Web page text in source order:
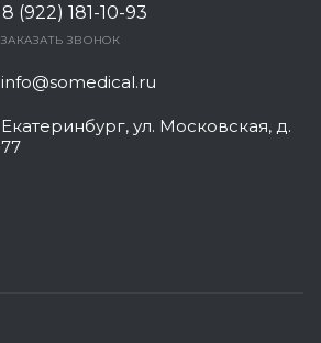
8 (922) 181-10-93
ЗАКАЗАТЬ ЗВОНОК
info@somedical.ru
Екатеринбург, ул. Московская, д.
77